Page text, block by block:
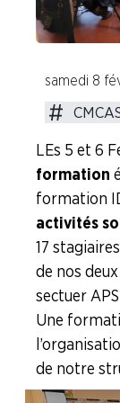
Industries
Industries
A la "Une"
Syndicalisme
Les extraits du
COVID 19
Les extraits du
samedi 8
LEs 5 et 6
formation
formation
activités
17
de nos
sectuer
Une
de notre